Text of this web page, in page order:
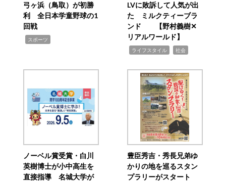
弓ヶ浜（鳥取）が初勝
利 全日本学童野球の1
回戦
スポーツ
LVに敗訴して人気が出
た ミルクティーブラ
ンド 【野村義樹✕
リアルワールド】
ライフスタイル 社会
ノーベル賞受賞・白川
英樹博士が小中高生を
直接指導 名城大学が
豊臣秀吉・秀長兄弟ゆ
かりの地を巡るスタン
プラリーがスタート